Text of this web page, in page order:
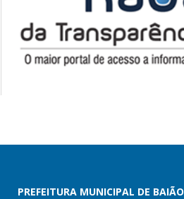
PREFEITURA MUNICIPAL DE BAIÃO